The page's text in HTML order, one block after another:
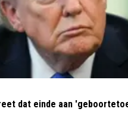
dat einde aan